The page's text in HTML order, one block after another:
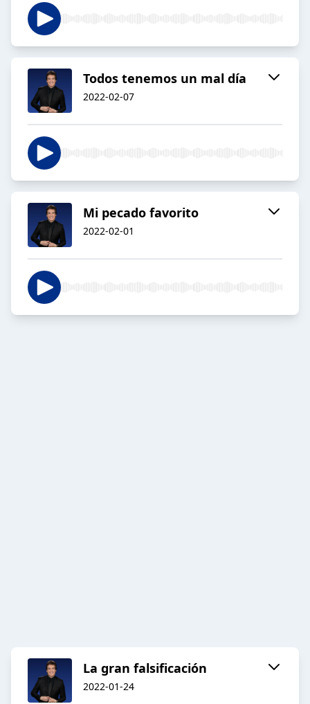
Todos tenemos un mal día
2022-02-07
Mi pecado favorito
2022-02-01
La gran falsificación
2022-01-24